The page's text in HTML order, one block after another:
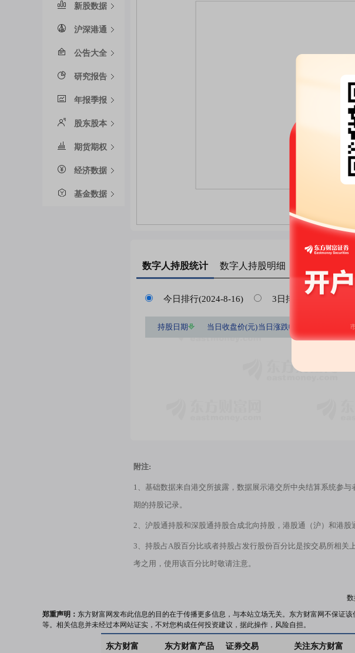
新股数据
沪深港通
公告大全
研究报告
年报季报
股东股本
期货期权
经济数据
基金数据
数字人持股统计 数字人 持股明细
今日排行(2024-8-16) 3日排行
持股日期 当日收盘价(元)当日涨跌幅(%) 持股数量(股)
附注:
1、基础数据来自港交所披露，数据展示港交所中央结算系统参
期的持股记录。
2、沪股通持股和深股通持股合成北向持股，港股通（沪）和港股
3、持股占A股百分比或者持股占发行股份百分比是按交易所相
考之用，使用该百分比时敬请注意。
数
郑重声明： 东方财富网发布此信息的目的在于传播更多信息，与本站立场无关。东方财富网不保证
等。相关信息并未经过本网站证实，不对您构成任何投资建议，据此操作，风险自担。
东方财富 东方财富产品 证券交易 关注东方财富